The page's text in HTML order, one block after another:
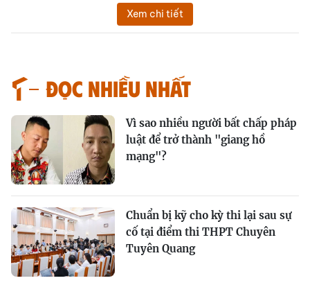
Xem chi tiết
Đọc nhiều nhất
Vì sao nhiều người bất chấp pháp
luật để trở thành "giang hồ
mạng"?
Chuẩn bị kỹ cho kỳ thi lại sau sự
cố tại điểm thi THPT Chuyên
Tuyên Quang